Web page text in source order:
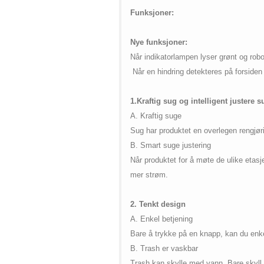
on line 42
Funksjoner:
Nye funksjoner:
Når indikatorlampen lyser grønt og
Når en hindring detekteres på
1.Kraftig sug og intelligent justere
A. Kraftig suge
Sug har produktet en overlegen
B. Smart suge justering
Når produktet for å møte de ulike
mer strøm.
2. Tenkt design
A. Enkel betjening
Bare å trykke på en knapp, kan du
B. Trash er vaskbar